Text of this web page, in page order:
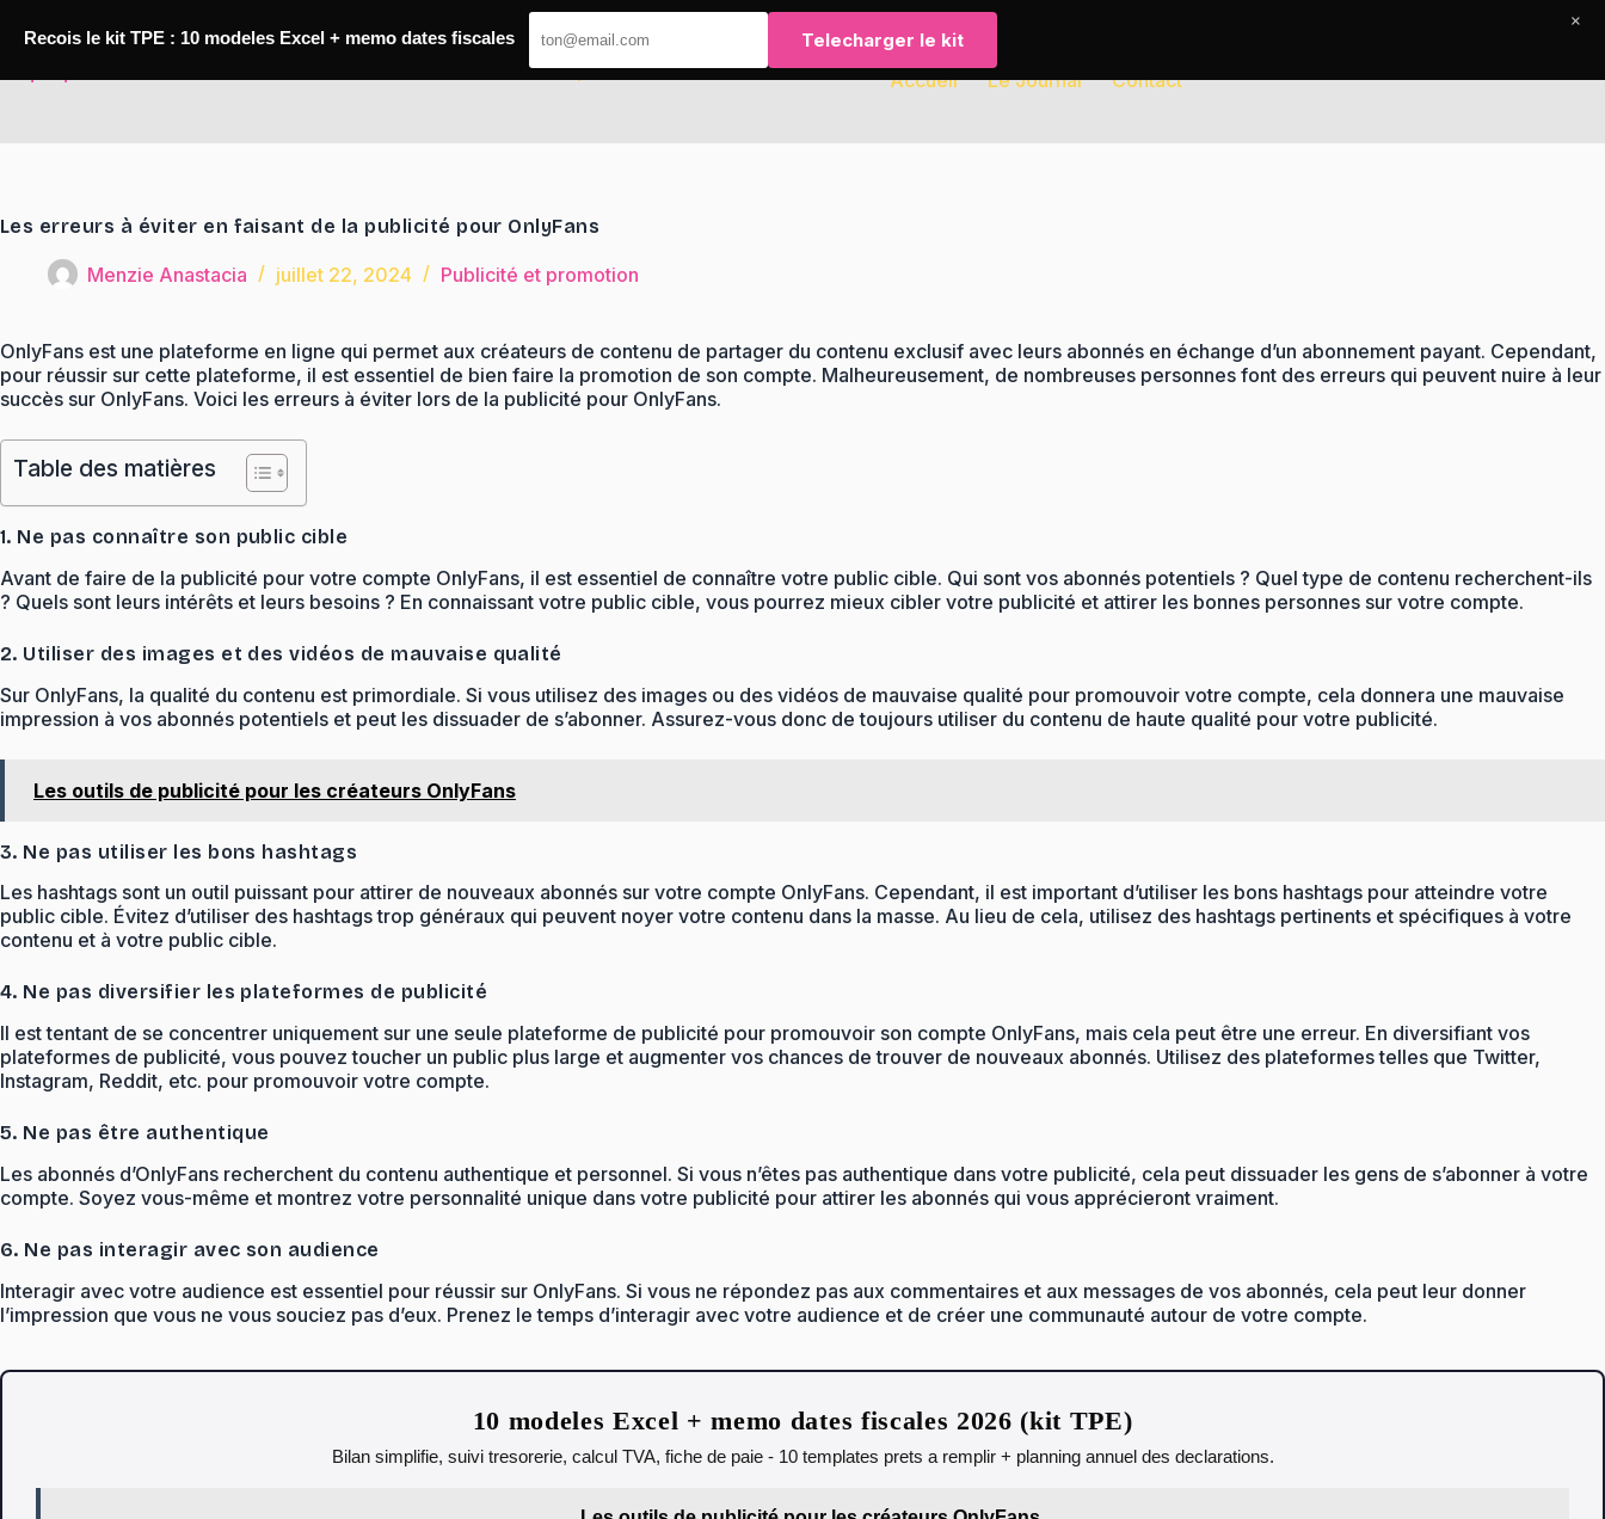
Accueil Le Journal Contact
Les erreurs à éviter en faisant de la publicité pour OnlyFans
Menzie Anastacia juillet 22, 2024 Publicité et promotion
OnlyFans est une plateforme en ligne qui permet aux créateurs de contenu de partager du contenu exclusif avec leurs abonnés en échange d’un abonnement payant. Cependant,
pour réussir sur cette plateforme, il est essentiel de bien faire la promotion de son compte. Malheureusement, de nombreuses personnes font des erreurs qui peuvent nuire à leur
succès sur OnlyFans. Voici les erreurs à éviter lors de la publicité pour OnlyFans.
Table des matières
1. Ne pas connaître son public cible
Avant de faire de la publicité pour votre compte OnlyFans, il est essentiel de connaître votre public cible. Qui sont vos abonnés potentiels ? Quel type de contenu recherchent-ils
? Quels sont leurs intérêts et leurs besoins ? En connaissant votre public cible, vous pourrez mieux cibler votre publicité et attirer les bonnes personnes sur votre compte.
2. Utiliser des images et des vidéos de mauvaise qualité
Sur OnlyFans, la qualité du contenu est primordiale. Si vous utilisez des images ou des vidéos de mauvaise qualité pour promouvoir votre compte, cela donnera une mauvaise
impression à vos abonnés potentiels et peut les dissuader de s’abonner. Assurez-vous donc de toujours utiliser du contenu de haute qualité pour votre publicité.
Les outils de publicité pour les créateurs OnlyFans
3. Ne pas utiliser les bons hashtags
Les hashtags sont un outil puissant pour attirer de nouveaux abonnés sur votre compte OnlyFans. Cependant, il est important d’utiliser les bons hashtags pour atteindre votre
public cible. Évitez d’utiliser des hashtags trop généraux qui peuvent noyer votre contenu dans la masse. Au lieu de cela, utilisez des hashtags pertinents et spécifiques à votre
contenu et à votre public cible.
4. Ne pas diversifier les plateformes de publicité
Il est tentant de se concentrer uniquement sur une seule plateforme de publicité pour promouvoir son compte OnlyFans, mais cela peut être une erreur. En diversifiant vos
plateformes de publicité, vous pouvez toucher un public plus large et augmenter vos chances de trouver de nouveaux abonnés. Utilisez des plateformes telles que Twitter,
Instagram, Reddit, etc. pour promouvoir votre compte.
5. Ne pas être authentique
Les abonnés d’OnlyFans recherchent du contenu authentique et personnel. Si vous n’êtes pas authentique dans votre publicité, cela peut dissuader les gens de s’abonner à votre
compte. Soyez vous-même et montrez votre personnalité unique dans votre publicité pour attirer les abonnés qui vous apprécieront vraiment.
6. Ne pas interagir avec son audience
Interagir avec votre audience est essentiel pour réussir sur OnlyFans. Si vous ne répondez pas aux commentaires et aux messages de vos abonnés, cela peut leur donner
l’impression que vous ne vous souciez pas d’eux. Prenez le temps d’interagir avec votre audience et de créer une communauté autour de votre compte.
10 modeles Excel + memo dates fiscales 2026 (kit TPE)
Bilan simplifie, suivi tresorerie, calcul TVA, fiche de paie - 10 templates prets a remplir + planning annuel des declarations.
Recois le kit TPE : 10 modeles Excel + memo dates fiscales Telecharger le kit
×